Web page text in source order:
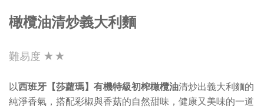
橄欖油清炒義大利麵
難易度 ★★
以西班牙【莎蘿瑪】有機特級初榨橄欖油清炒出義大利麵的
純淨香氣，搭配彩椒與香菇的自然甜味，健康又美味的一道